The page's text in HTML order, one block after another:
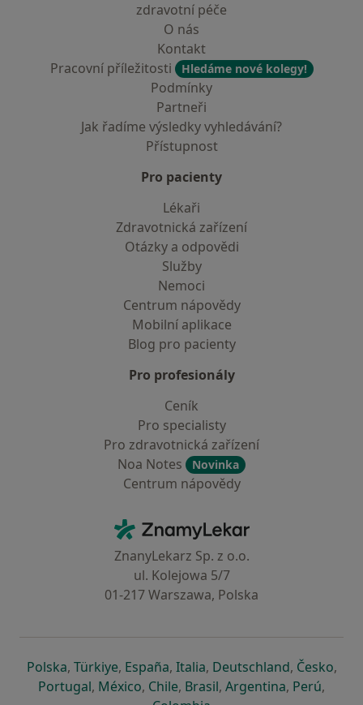
zdravotní péče
O nás
Kontakt
Pracovní příležitosti
Hledáme nové kolegy!
Podmínky
Partneři
Jak řadíme výsledky vyhledávání?
Přístupnost
Pro pacienty
Lékaři
Zdravotnická zařízení
Otázky a odpovědi
Služby
Nemoci
Centrum nápovědy
Mobilní aplikace
Blog pro pacienty
Pro profesionály
Ceník
Pro specialisty
Pro zdravotnická zařízení
Noa Notes
Novinka
Centrum nápovědy
ZnamyLekar - Hlavní stránka
ZnanyLekarz Sp. z o.o.
ul. Kolejowa 5/7
01-217 Warszawa, Polska
Polskase otevře v nové záložce
, Türkiyese otevře v nové záložce
, Españase otevře v nové záložce
, Italiase otevře v nové záložce
, Deutschlandse otevře v
, Českose
,
Portugalse otevře v nové záložce
, Méxicose otevře v nové záložce
, Chilese otevře v nové záložce
, Brasilse otevře v nové
, Argentinase otevře v
, Perúse
,